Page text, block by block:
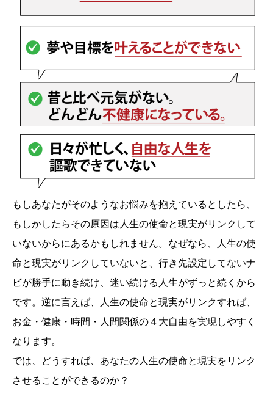
もしあなたがそのようなお悩みを抱えているとしたら、
もしかしたらその原因は人生の使命と現実がリンクして
いないからにあるかもしれません。なぜなら、人生の使
命と現実がリンクしていないと、行き先設定してないナ
ビが勝手に動き続け、迷い続ける人生がずっと続くから
です。逆に言えば、人生の使命と現実がリンクすれば、
お金・健康・時間・人間関係の４大自由を実現しやすく
なります。
では、どうすれば、あなたの人生の使命と現実をリンク
させることができるのか？